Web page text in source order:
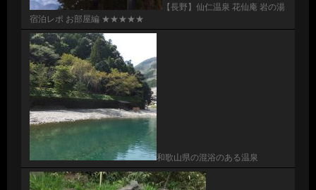
【長野】仙仁温泉 花仙庵 岩の湯
宿泊レポ お部屋編 ★★★★★
和歌山県の混浴のある温泉